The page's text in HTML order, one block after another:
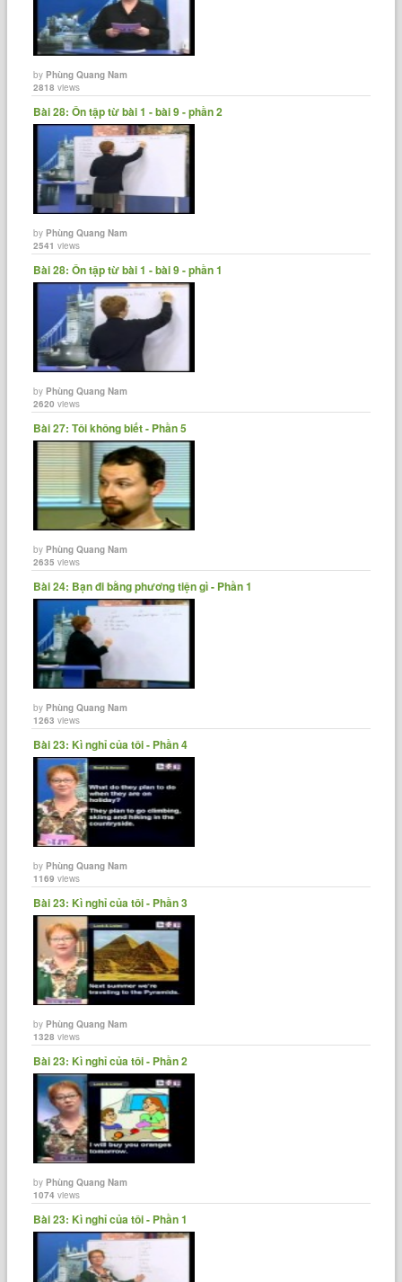
byPhùng Quang Nam
2818 views
Bài 28: Ôn tập từ bài 1 - bài 9 - phần 2
byPhùng Quang Nam
2541 views
Bài 28: Ôn tập từ bài 1 - bài 9 - phần 1
byPhùng Quang Nam
2620 views
Bài 27: Tôi không biết - Phần 5
byPhùng Quang Nam
2635 views
Bài 24: Bạn đi bằng phương tiện gì - Phần 1
byPhùng Quang Nam
1263 views
Bài 23: Kì nghỉ của tôi - Phần 4
byPhùng Quang Nam
1169 views
Bài 23: Kì nghỉ của tôi - Phần 3
byPhùng Quang Nam
1328 views
Bài 23: Kì nghỉ của tôi - Phần 2
byPhùng Quang Nam
1074 views
Bài 23: Kì nghỉ của tôi - Phần 1